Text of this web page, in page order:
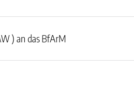
) an das BfArM